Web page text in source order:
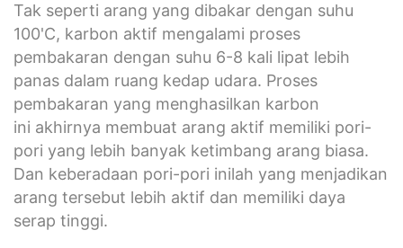
Tak seperti arang yang dibakar dengan suhu
100'C, karbon aktif mengalami proses
pembakaran dengan suhu 6-8 kali lipat lebih
panas dalam ruang kedap udara. Proses
pembakaran yang menghasilkan karbon
ini akhirnya membuat arang aktif memiliki pori-
pori yang lebih banyak ketimbang arang biasa.
Dan keberadaan pori-pori inilah yang menjadikan
arang tersebut lebih aktif dan memiliki daya
serap tinggi.